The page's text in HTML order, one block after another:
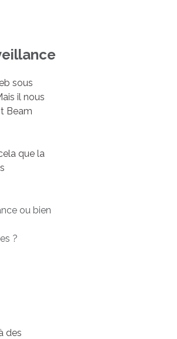
sous
il nous
Beam
que la
ou bien
?
des